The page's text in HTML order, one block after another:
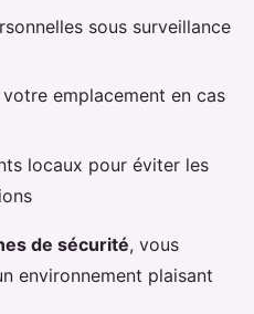
sous surveillance
emplacement en cas
locaux pour éviter les
de sécurité, vous
environnement plaisant